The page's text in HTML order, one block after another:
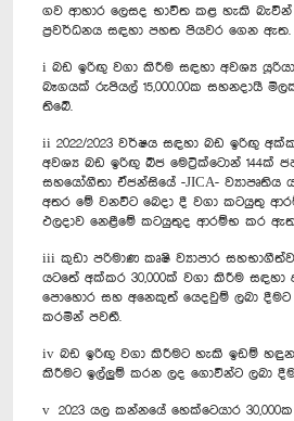
ගව ආහාර ලෙසද භාවිත කළ හැකි
ප්‍රවර්ධනය සඳහා පහත පියවර ගෙන ඇත.
i බඩ ඉරිඟු වගා කිරීම සඳහා අවශ්‍ය
බෑගයක් රුපියල් 15,000.00ක සහනදායී
තිබේ.‍
ii 2022/2023 වර්ෂය සඳහා බඩ ඉරිඟු
අවශ්‍ය බඩ ඉරිඟු බීජ මෙට්‍රික්ටොන් 144ක්
සහයෝගීතා ඒජන්සියේ -JICA-
අතර මේ වනවිට බෙදා දී වගා කටයුතු
ඵලදාව නෙළීමේ කටයුතුද ආරම්භ කර
iii කුඩා පරිමාණ කෘෂි ව්‍යාපාර
යටතේ අක්කර 30,000ක් වගා කිරීම
පොහොර සහ ‍අනෙකුත් යෙදවුම් ලබා
කරමින් පවතී.
iv බඩ ඉරිඟු වගා කිරීමට හැකි ඉඩම්
කිරීමට ඉල්ලුම් කරන ලද ගොවීන්‍ට ලබා
v 2023 යල කන්නයේ හෙක්ටෙයාර